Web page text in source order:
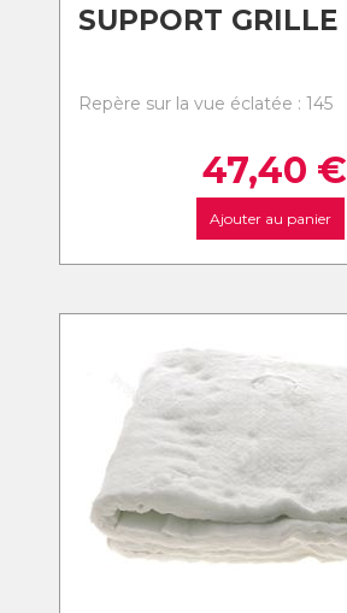
SUPPORT GRILLE
Repère sur la vue éclatée : 145
47,40 €
Ajouter au panier